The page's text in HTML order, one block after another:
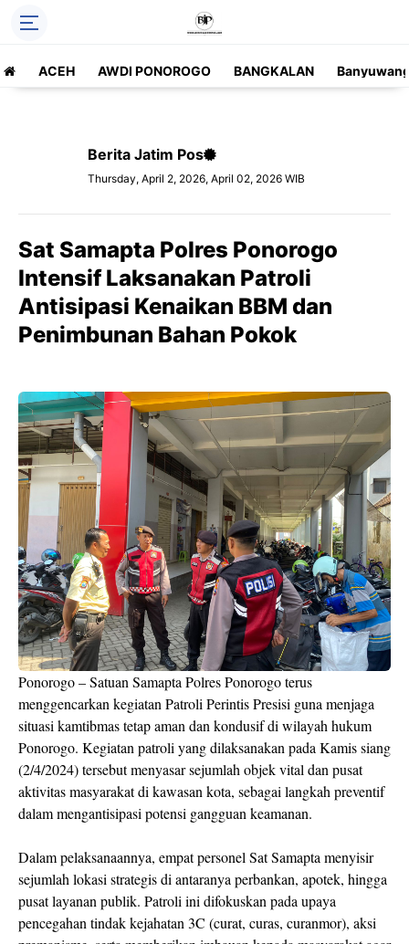
ACEH AWDI PONOROGO BANGKALAN
Berita Jatim Pos
Thursday, April 2, 2026, April 02, 2026 WIB
Sat Samapta Polres Ponorogo
Intensif Laksanakan Patroli
Antisipasi Kenaikan BBM dan
Penimbunan Bahan Pokok
Ponorogo – Satuan Samapta Polres Ponorogo terus
menggencarkan kegiatan Patroli Perintis Presisi guna menjaga
situasi kamtibmas tetap aman dan kondusif di wilayah hukum
Ponorogo. Kegiatan patroli yang dilaksanakan pada Kamis siang
(2/4/2024) tersebut menyasar sejumlah objek vital dan pusat
aktivitas masyarakat di kawasan kota, sebagai langkah preventif
dalam mengantisipasi potensi gangguan keamanan.
Dalam pelaksanaannya, empat personel Sat Samapta menyisir
sejumlah lokasi strategis di antaranya perbankan, apotek, hingga
pusat layanan publik. Patroli ini difokuskan pada upaya
pencegahan tindak kejahatan 3C (curat, curas, curanmor), aksi